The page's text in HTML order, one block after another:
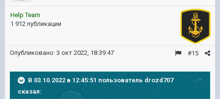
Help Team
1 912 публикации
#15
Опубликовано: 3 окт 2022, 18:39:47
В 03.10.2022 в 12:45:51 пользователь drozd707
сказал: